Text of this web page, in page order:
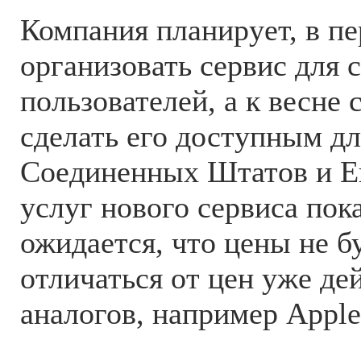
Компания планирует, в
организовать сервис для
пользователей, а к весне
сделать его доступным
Соединенных Штатов и
услуг нового сервиса
ожидается, что цены не
отличаться от цен уже
аналогов, например